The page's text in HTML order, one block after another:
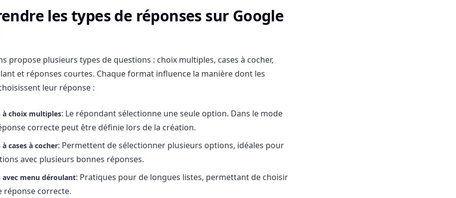
les types de réponses sur Google
propose plusieurs types de questions : choix multiples, cases à cocher,
et réponses courtes. Chaque format influence la manière dont les
leur réponse :
à choix multiples: Le répondant sélectionne une seule option. Dans le mode
correcte peut être définie lors de la création.
cases à cocher: Permettent de sélectionner plusieurs options, idéales pour
avec plusieurs bonnes réponses.
avec menu déroulant: Pratiques pour de longues listes, permettant de choisir
réponse correcte.